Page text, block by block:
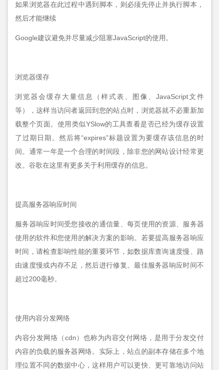
如果浏览器在此过程中遇到脚本，则必须先停止并执行脚本，
然后才能继续
Google建议避免并尽量减少阻塞JavaScript的使用。
浏览器缓存
浏览器会缓存大量信息（样式表、图像、JavaScript文件
等），这样当访问者返回到您的站点时，浏览器就不必重新加
载整个页面。使用类似YSlow的工具查看是否已经为缓存设置
了过期日期。然后将“expires”标题设置为要缓存该信息的时
间。通常一年是一个合理的时间段，除非您的网站设计经常更
改。谷歌在这里有更多关于利用缓存的信息。
提高服务器响应时间
服务器响应时间受您接收的通信量、每页使用的资源、服务器
使用的软件和您使用的解决方案的影响。若要提高服务器响应
时间，请检查影响性能的重要环节，如数据库查询速度慢、路
由速度慢或内存不足，然后进行修复。最佳服务器响应时间不
超过200毫秒。
使用内容分发网络
内容分发网络（cdn）也称为内容交付网络，是用于分发交付
内容的负载的服务器网络。实际上，站点的副本存储在多个地
理位置不同的数据中心，这样用户可以更快、更可靠地访问站